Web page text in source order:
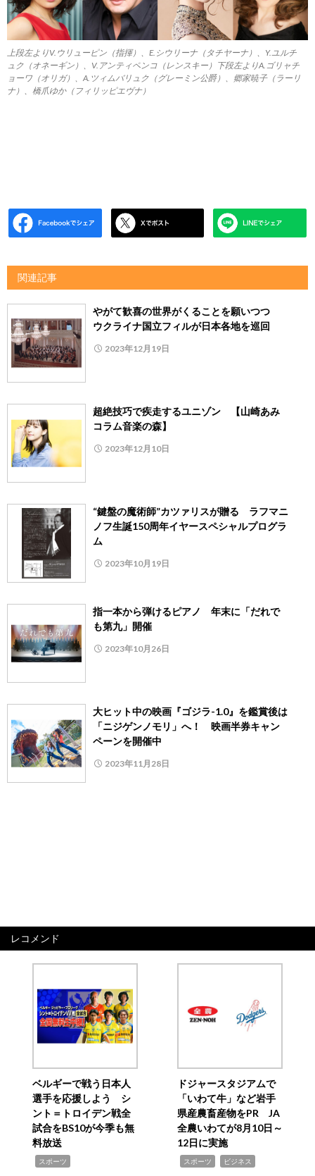
上段左よりV.ウリューピン（指揮）、E.シウリーナ（タチヤーナ）、Y.ユルチ
ュク（オネーギン）、V.アンティペンコ（レンスキー）下段左よりA.ゴリャチ
ョーワ（オリガ）、A.ツィムバリュク（グレーミン公爵）、郷家暁子（ラーリ
ナ）、橋爪ゆか（フィリッピエヴナ）
関連記事
やがて歓喜の世界がくることを願いつつ
ウクライナ国立フィルが日本各地を巡回
2023年12月19日
超絶技巧で疾走するユニゾン 【山崎あみ
コラム音楽の森】
2023年12月10日
“鍵盤の魔術師”カツァリスが贈る ラフマニ
ノフ生誕150周年イヤースペシャルプログラ
ム
2023年10月19日
指一本から弾けるピアノ 年末に「だれで
も第九」開催
2023年10月26日
大ヒット中の映画『ゴジラ-1.0』を鑑賞後は
「ニジゲンノモリ」へ！ 映画半券キャン
ペーンを開催中
2023年11月28日
レコメンド
ベルギーで戦う日本人
選手を応援しよう シ
ント＝トロイデン戦全
試合をBS10が今季も無
料放送
スポーツ
ドジャースタジアムで
「いわて牛」など岩手
県産農畜産物をPR JA
全農いわてが8月10日～
12日に実施
スポーツ ビジネス